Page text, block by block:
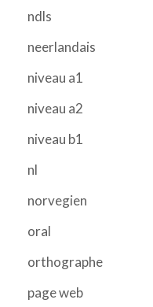
ndls
neerlandais
niveau a1
niveau a2
niveau b1
nl
norvegien
oral
orthographe
page web